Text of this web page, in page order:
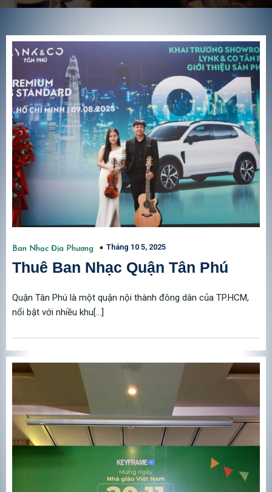
Ban Nhạc Địa Phương Tháng 10 5, 2025
Thuê Ban Nhạc Quận Tân Phú
Quận Tân Phú là một quận nội thành đông dân của TP.HCM,
nổi bật với nhiều khu[…]